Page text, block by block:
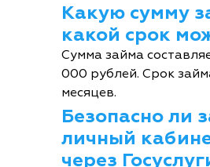
Какую сумму
какой срок
Сумма займа
000 рублей. Срок
месяцев.
Безопасно ли
личный
через